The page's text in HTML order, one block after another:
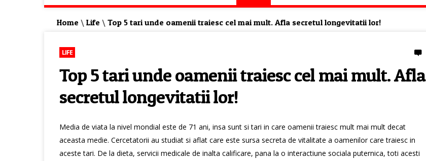
Home \ Life \ Top 5 tari unde oamenii traiesc cel mai mult. Afla secretul longevitatii lor!
LIFE
Top 5 tari unde oamenii traiesc cel mai mult. Afla
secretul longevitatii lor!
Media de viata la nivel mondial este de 71 ani, insa sunt si tari in care oamenii traiesc mult mai mult decat
aceasta medie. Cercetatorii au studiat si aflat care este sursa secreta de vitalitate a oamenilor care traiesc in
aceste tari. De la dieta, servicii medicale de inalta calificare, pana la o interactiune sociala puternica, toti acesti